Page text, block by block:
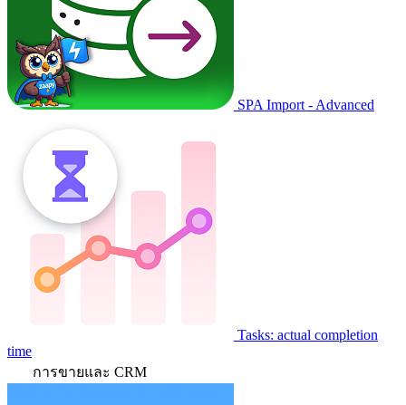
SPA Import - Advanced
Tasks: actual completion
time
การขายและ CRM